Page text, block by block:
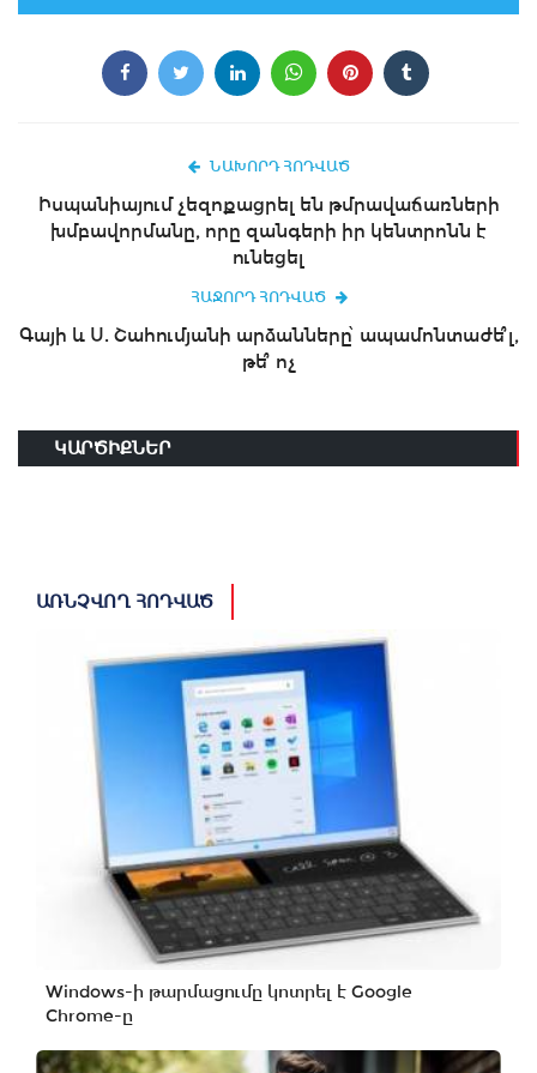
ՆԱԽՈՐԴ ՀՈԴՎԱԾ
Իսպանիայում չեզոքացրել են թմրավաճառների
խմբավորմանը, որը զանգերի իր կենտրոնն է
ունեցել
ՀԱՋՈՐԴ ՀՈԴՎԱԾ
Գայի և Ս. Շահումյանի արձանները՝ ապամոնտաժե՞լ,
թե՞ ոչ
ԿԱՐԾԻՔՆԵՐ
ԱՌՆՉՎՈՂ ՀՈԴՎԱԾ
Windows-ի թարմացումը կոտրել է Google
Chrome-ը